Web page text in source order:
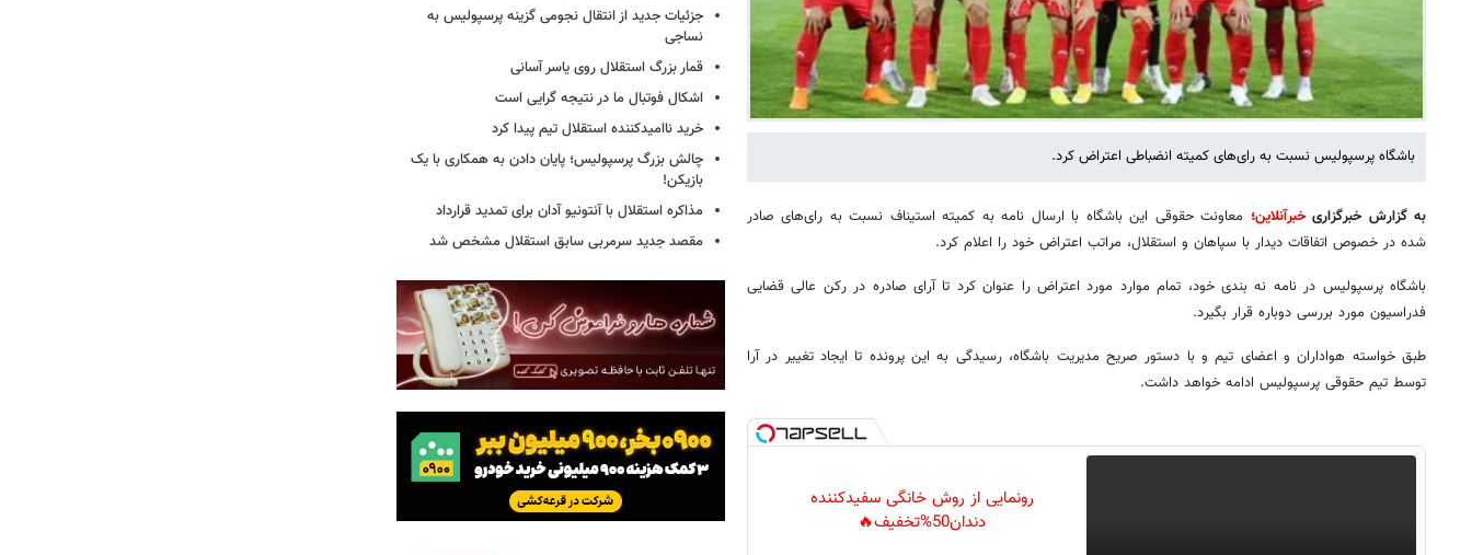
باشگاه پرسپولیس نسبت به رای‌های کمیته انضباطی اعتراض کرد.
به گزارش خبرگزاریخبرآنلاین؛ معاونت حقوقی این باشگاه با ارسال نامه به کمیته استیناف نسبت به رای‌های صادر
شده در خصوص اتفاقات دیدار با سپاهان و استقلال، مراتب اعتراض خود را اعلام کرد.
باشگاه پرسپولیس در نامه نه بندی خود، تمام موارد مورد اعتراض را عنوان کرد تا آرای صادره در رکن عالی قضایی
فدراسیون مورد بررسی دوباره قرار بگیرد.
طبق خواسته هواداران و اعضای تیم و با دستور صریح مدیریت باشگاه، رسیدگی به این پرونده تا ایجاد تغییر در آرا
توسط تیم حقوقی پرسپولیس ادامه خواهد داشت.
رونمایی از روش خانگی سفیدکننده
دندان50%تخفیف🔥
جزئیات جدید از انتقال نجومی گزینه پرسپولیس به
نساجی
قمار بزرگ استقلال روی یاسر آسانی
اشکال فوتبال ما در نتیجه گرایی است
خرید ناامیدکننده استقلال تیم پیدا کرد
چالش بزرگ پرسپولیس؛ پایان دادن به همکاری با یک
بازیکن!
مذاکره استقلال با آنتونیو آدان برای تمدید قرارداد
مقصد جدید سرمربی سابق استقلال مشخص شد